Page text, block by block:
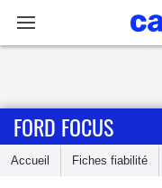
Accueil
FORD FOCUS
Accueil Fiches fiabilité